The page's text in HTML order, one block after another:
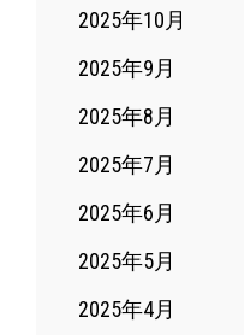
2025年10月
2025年9月
2025年8月
2025年7月
2025年6月
2025年5月
2025年4月